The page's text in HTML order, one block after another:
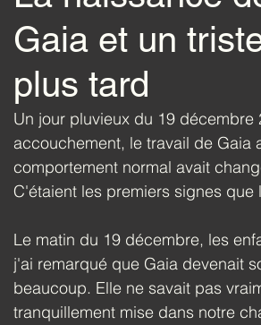
Gaia et un
plus tard
Un jour pluvieux du 19
accouchement, le travail de Gaia
comportement normal avait
C'étaient les premiers signes
Le matin du 19 décembre, les
j'ai remarqué que Gaia devenait
beaucoup. Elle ne savait pas
tranquillement mise dans notre